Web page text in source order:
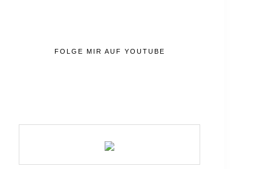
FOLGE MIR AUF YOUTUBE